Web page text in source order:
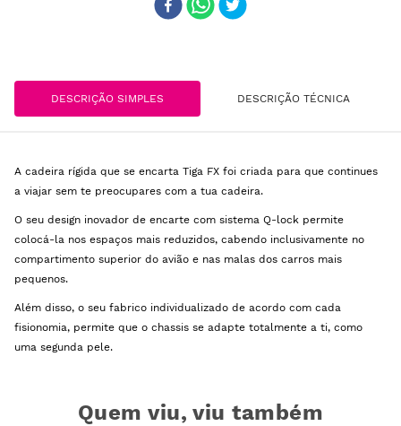
DESCRIÇÃO SIMPLES DESCRIÇÃO TÉCNICA
A cadeira rígida que se encarta Tiga FX foi criada para que continues
a viajar sem te preocupares com a tua cadeira.
O seu design inovador de encarte com sistema Q-lock permite
colocá-la nos espaços mais reduzidos, cabendo inclusivamente no
compartimento superior do avião e nas malas dos carros mais
pequenos.
Além disso, o seu fabrico individualizado de acordo com cada
fisionomia, permite que o chassis se adapte totalmente a ti, como
uma segunda pele.
Quem viu, viu também